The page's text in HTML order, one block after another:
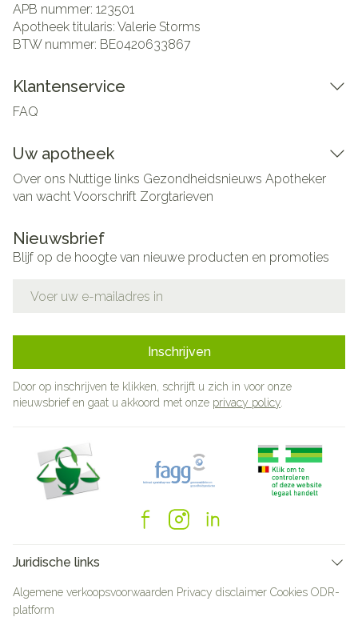
APB nummer: 123501
Apotheek titularis: Valerie Storms
BTW nummer: BE0420633867
Klantenservice
FAQ
Uw apotheek
Over ons Nuttige links Gezondheidsnieuws Apotheker
van wachtVoorschrift Zorgtarieven
Nieuwsbrief
Blijf op de hoogte van nieuwe producten en promoties
Inschrijven
Door op inschrijven te klikken, schrijft u zich in voor onze
nieuwsbrief en gaat u akkoord met onze privacy policy
Juridische links
Algemene verkoopsvoorwaarden Privacy disclaimer Cookies ODR-
platform